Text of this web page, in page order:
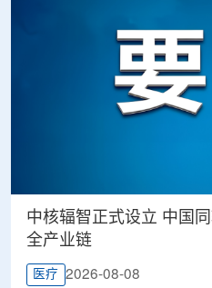
中核辐智正式设立 中国
全产业链
医疗 2026-08-08